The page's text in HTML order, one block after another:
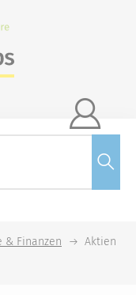

& Finanzen
Aktien